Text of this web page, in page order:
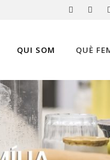
QUI SOM QUÈ